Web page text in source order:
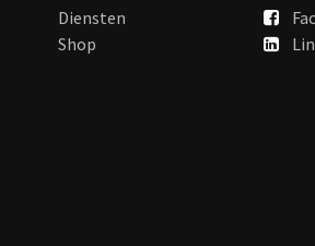
Diensten
Shop